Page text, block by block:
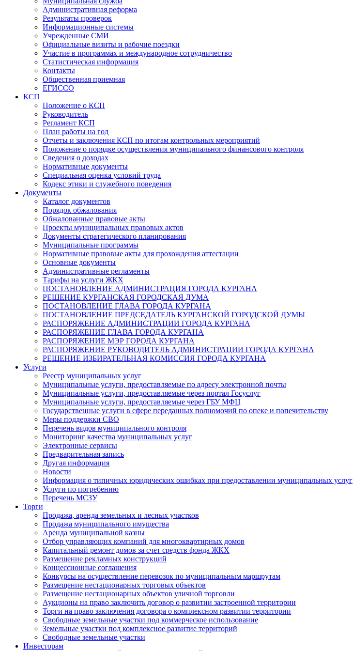
Административная реформа
Результаты проверок
Информационные системы
Учрежденные СМИ
Официальные визиты и рабочие поездки
Участие в программах и международное сотрудничество
Статистическая информация
Контакты
Общественная приемная
ЕГИССО
КСП
Положение о КСП
Руководитель
Регламент КСП
План работы на год
Отчеты и заключения КСП по итогам контрольных мероприятий
Положение о порядке осуществления муниципального финансового контроля
Сведения о доходах
Нормативные документы
Специальная оценка условий труда
Кодекс этики и служебного поведения
Документы
Каталог документов
Порядок обжалования
Обжалованные правовые акты
Проекты муниципальных правовых актов
Документы стратегического планирования
Муниципальные программы
Нормативные правовые акты для прохождения аттестации
Основные документы
Административные регламенты
Тарифы на услуги ЖКХ
ПОСТАНОВЛЕНИЕ АДМИНИСТРАЦИЯ ГОРОДА КУРГАНА
РЕШЕНИЕ КУРГАНСКАЯ ГОРОДСКАЯ ДУМА
ПОСТАНОВЛЕНИЕ ГЛАВА ГОРОДА КУРГАНА
ПОСТАНОВЛЕНИЕ ПРЕДСЕДАТЕЛЬ КУРГАНСКОЙ ГОРОДСКОЙ ДУМЫ
РАСПОРЯЖЕНИЕ АДМИНИСТРАЦИИ ГОРОДА КУРГАНА
РАСПОРЯЖЕНИЕ ГЛАВА ГОРОДА КУРГАНА
РАСПОРЯЖЕНИЕ МЭР ГОРОДА КУРГАНА
РАСПОРЯЖЕНИЕ РУКОВОДИТЕЛЬ АДМИНИСТРАЦИИ ГОРОДА КУРГАНА
РЕШЕНИЕ ИЗБИРАТЕЛЬНАЯ КОМИССИЯ ГОРОДА КУРГАНА
Услуги
Реестр муниципальных услуг
Муниципальные услуги, предоставляемые по адресу электронной почты
Муниципальные услуги, предоставляемые через портал Госуслуг
Муниципальные услуги, предоставляемые через ГБУ МФЦ
Государственные услуги в сфере переданных полномочий по опеке и попечительству
Меры поддержки СВО
Перечень видов муниципального контроля
Мониторинг качества муниципальных услуг
Электронные сервисы
Предварительная запись
Другая информация
Новости
Информация о типичных юридических ошибках при предоставлении муниципальных услуг
Услуги по погребению
Перечень МСЗУ
Торги
Продажа, аренда земельных и лесных участков
Продажа муниципального имущества
Аренда муниципальной казны
Отбор управляющих компаний для многоквартирных домов
Капитальный ремонт домов за счет средств фонда ЖКХ
Размещение рекламных конструкций
Концессионные соглашения
Конкурсы на осуществление перевозок по муниципальным маршрутам
Размещение нестационарных торговых объектов
Размещение нестационарных объектов уличной торговли
Аукционы на право заключить договор о развитии застроенной территории
Торги на право заключения договора о комплексном развитии территории
Свободные земельные участки под коммерческое использование
Земельные участки под комплексное развитие территорий
Свободные земельные участки
Инвесторам